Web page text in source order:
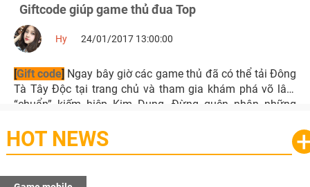
Giftcode giúp game thủ đua Top
Hy 24/01/2017 13:00:00
[Gift code] Ngay bây giờ các game thủ đã có thể tải Đông
Tà Tây Độc tại trang chủ và tham gia khám phá võ lâm
“chuẩn” kiếm hiệp Kim Dung. Đừng quên nhận những
mới nhé!
HOT NEWS